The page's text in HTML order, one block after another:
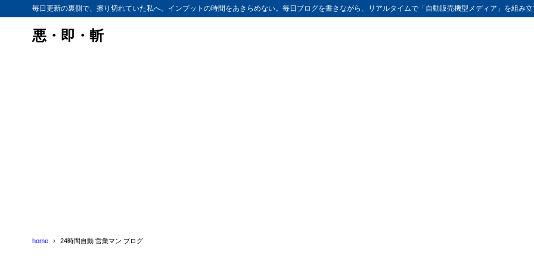
毎日更新の裏側で、擦り切れていた私へ。インプットの時間をあきらめない。毎日ブログを書きながら、リアルタイムで「自動販売機型メディア」を組み立
悪・即・斬
home 24時間自動 営業マン ブログ